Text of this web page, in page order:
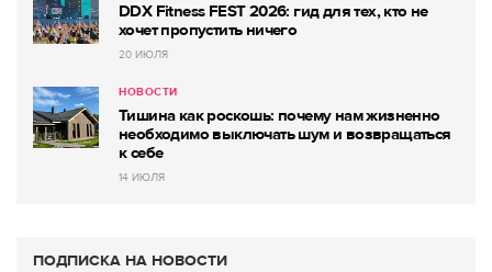
DDX Fitness FEST 2026: гид для тех, кто не
хочет пропустить ничего
20 ИЮЛЯ
НОВОСТИ
Тишина как роскошь: почему нам жизненно
необходимо выключать шум и возвращаться
к себе
14 ИЮЛЯ
ПОДПИСКА НА НОВОСТИ